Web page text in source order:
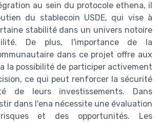
au sein du protocole ethena, il
du stablecoin USDE, qui vise à
stabilité dans un univers notoire
De plus, l'importance de la
dans ce projet offre aux
la possibilité de participer activement
ce qui peut renforcer la sécurité
de leurs investissements. Dans
dans l'ena nécessite une évaluation
et des opportunités. Les